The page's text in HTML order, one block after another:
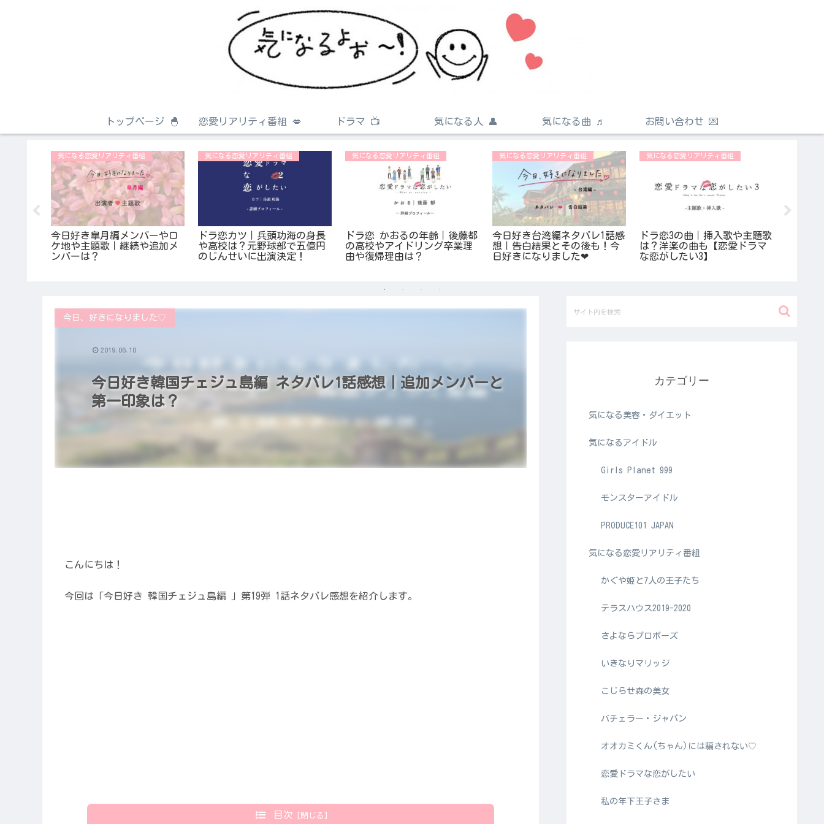
トップページ 🐣 恋愛リアリティ番組 💋 ドラマ 📺 気になる人 👤 気になる曲 ♬ お問い合わせ 💌
気になる恋愛リアリティ番組
今日好き皐月編メンバーやロ
ケ地や主題歌｜継続や追加メ
ンバーは？
気になる恋愛リアリティ番組
ドラ恋カツ｜兵頭功海の身長
や高校は？元野球部で五億円
のじんせいに出演決定！
気になる恋愛リアリティ番組
ドラ恋 かおるの年齢｜後藤都
の高校やアイドリング卒業理
由や復帰理由は？
気になる恋愛リアリティ番組
今日好き台湾編ネタバレ1話感
想｜告白結果とその後も！今
日好きになりました❤︎
気になる恋愛リアリティ番組
ドラ恋3の曲｜挿入歌や主題歌
は？洋楽の曲も【恋愛ドラマ
な恋がしたい3】
今日好き韓国チェジュ島編 ネタバレ1話感想｜追加メンバーと
第一印象は？
今日、好きになりました♡
2019.06.10
こんにちは！
今回は「今日好き 韓国チェジュ島編 」第19弾 1話ネタバレ感想を紹介します。
目次
カテゴリー
気になる美容・ダイエット
気になるアイドル
Girls Planet 999
モンスターアイドル
PRODUCE101 JAPAN
気になる恋愛リアリティ番組
かぐや姫と7人の王子たち
テラスハウス2019-2020
さよならプロポーズ
いきなりマリッジ
こじらせ森の美女
バチェラー・ジャパン
オオカミくん(ちゃん)には騙されない♡
恋愛ドラマな恋がしたい
私の年下王子さま